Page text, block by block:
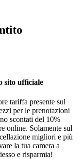
sito ufficiale
tariffa presente sul
per le prenotazioni
scontati del 10%
online. Solamente sul
migliori e più
la tua camera a
e risparmia!